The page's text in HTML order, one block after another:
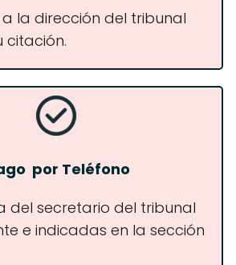
la dirección del tribunal
citación.
por Teléfono
del secretario del tribunal
e indicadas en la sección